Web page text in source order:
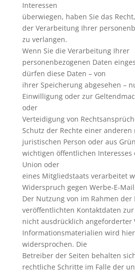
Interessen
überwiegen, haben Sie das
der Verarbeitung Ihrer
zu verlangen.
Wenn Sie die Verarbeitung Ihrer
personenbezogenen Daten
dürfen diese Daten – von
ihrer Speicherung abgesehen –
Einwilligung oder zur
oder
Verteidigung von
Schutz der Rechte einer
juristischen Person oder aus
wichtigen öffentlichen Interesses
Union oder
eines Mitgliedstaats verarbeitet
Widerspruch gegen Werbe-E-
Der Nutzung von im Rahmen
veröffentlichten Kontaktdaten
nicht ausdrücklich angeforderter
Informationsmaterialien wird
widersprochen. Die
Betreiber der Seiten behalten
rechtliche Schritte im Falle der